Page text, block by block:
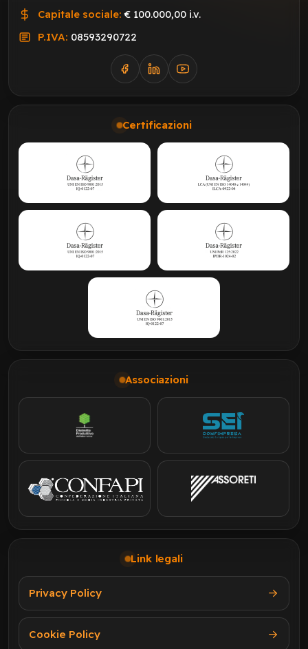
Capitale sociale: € 100.000,00 i.v.
P.IVA: 08593290722
Certificazioni
Associazioni
Link legali
Privacy Policy
Cookie Policy